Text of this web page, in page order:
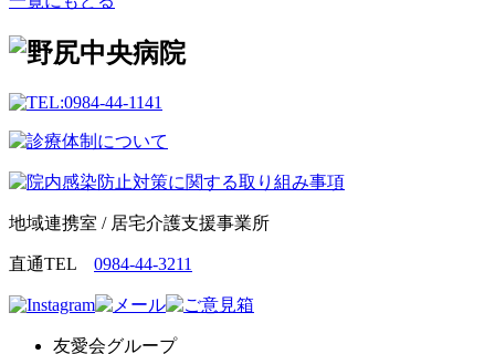
地域連携室 / 居宅介護支援事業所
直通TEL 0984-44-3211
友愛会グループ